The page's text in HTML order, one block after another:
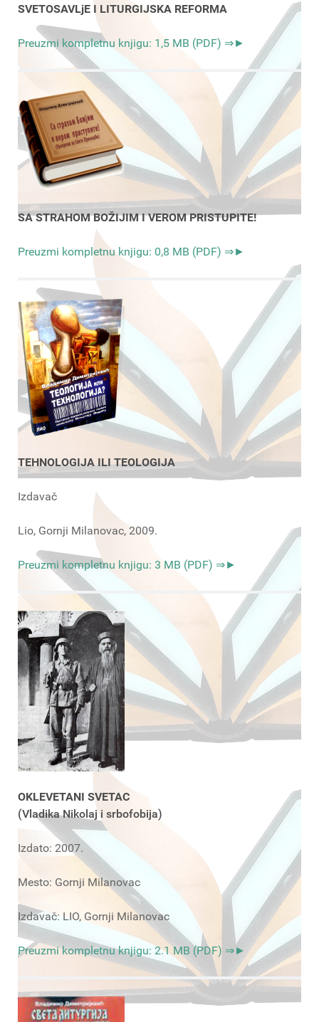
SVETOSAVLjE I LITURGIJSKA REFORMA
Preuzmi kompletnu knjigu: 1,5 MB (PDF) ⇒►
SA STRAHOM BOŽIJIM I VEROM PRISTUPITE!
Preuzmi kompletnu knjigu: 0,8 MB (PDF) ⇒►
TEHNOLOGIJA ILI TEOLOGIJA
Izdavač
Lio, Gornji Milanovac, 2009.
Preuzmi kompletnu knjigu: 3 MB (PDF) ⇒►
OKLEVETANI SVETAC
(Vladika Nikolaj i srbofobija)
Izdato: 2007.
Mesto: Gornji Milanovac
Izdavač: LIO, Gornji Milanovac
Preuzmi kompletnu knjigu: 2.1 MB (PDF) ⇒►